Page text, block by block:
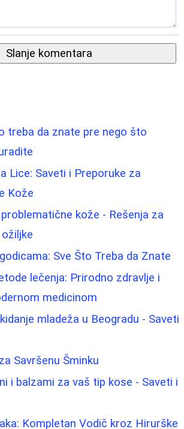
Slanje komentara
treba da znate pre nego što
Lice: Saveti i Preporuke za
Kože
kože - Rešenja za
Sve Što Treba da Znate
lečenja: Prirodno zdravlje i
medicinom
mladeža u Beogradu - Saveti
Savršenu Šminku
i balzami za vaš tip kose - Saveti i
Kompletan Vodič kroz Hirurške